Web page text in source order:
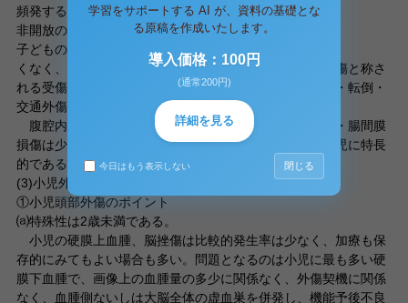
頻発すること、けいれんを伴いやすいことが特長。
非開放の鈍的外傷が多い
子どもの場合には鈍利なモノでの外傷はす
くなく、そのほとんどが鈍的外傷であり、閉鎖性腹部外傷と称さ
れる受傷形態であることが多い。受傷機転としては転落・転倒・
交通外傷などがほとんどである。
腹腔内臓器では、肝・腎・睥の損傷が大きく、消化管・腸間膜
損傷は少ない。一二指腸壁内出血や外傷性膵炎なども小児に特長
的である。
(3)小児外傷への対応（注意すべきポイント）
①小児頭部外傷のポイント
⒜特殊性は2歳未満である。
小児の硬膜上血腫、脳挫傷は比較的発生率は少なく、加療も保
存的にみてもよい場合も多い。問題となるのは小児に最も多い硬
膜下血腫で、画像上の血腫量の多少に関係なく、外傷契機に関係
なく、血腫側ないしは大脳全体の虚血巣を併発し、機能予後不良
学習をサポートする AI が、資料の基礎とな
る原稿を作成いたします。
導入価格：100円
(通常200円)
詳細を見る
今日はもう表示しない 閉じる